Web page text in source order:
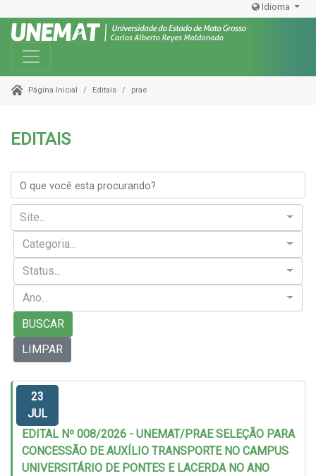
Idioma
Toggle navigation
Página Inicial Editais prae
EDITAIS
Site...
Categoria...
Status...
Ano...
BUSCAR
LIMPAR
23
JUL
EDITAL Nº 008/2026 - UNEMAT/PRAE SELEÇÃO PARA
CONCESSÃO DE AUXÍLIO TRANSPORTE NO CAMPUS
UNIVERSITÁRIO DE PONTES E LACERDA NO ANO